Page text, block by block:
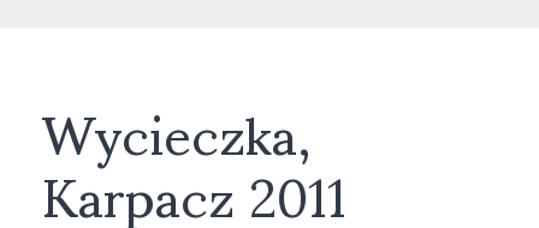
Wycieczka,
Karpacz 2011